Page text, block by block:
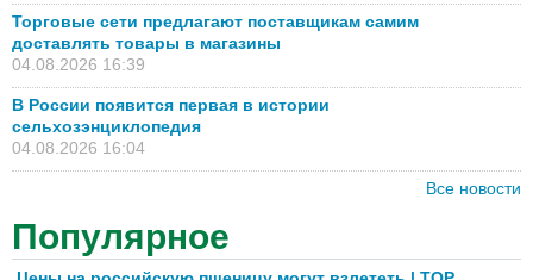
Торговые сети предлагают поставщикам самим
доставлять товары в магазины
04.08.2026 16:39
В России появится первая в истории
сельхозэнциклопедия
04.08.2026 16:04
Все новости
Популярное